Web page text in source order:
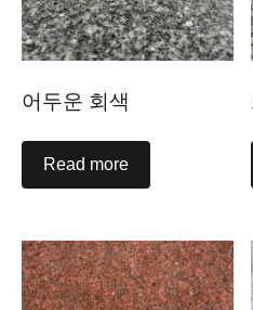
어두운 회색
Read more